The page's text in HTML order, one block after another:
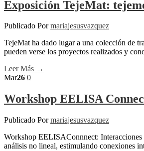
Exposición TejeMat:
Publicado Pormariajesusvazquez
TejeMat ha dado lugar a una colección de
pueden verse los proyectos realizados y
Leer Más →
Mar26 0
Workshop EELISA
Publicado Pormariajesusvazquez
Workshop EELISAConnnect: Interacciones
análisis no lineal, estimulando conexiones